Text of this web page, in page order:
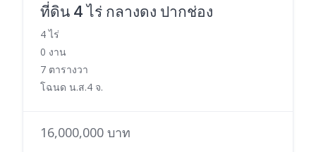
ที่ดิน 4 ไร่ กลางดง ปากช่อง
4 ไร่
0 งาน
7 ตารางวา
โฉนด น.ส.4 จ.
16,000,000 บาท